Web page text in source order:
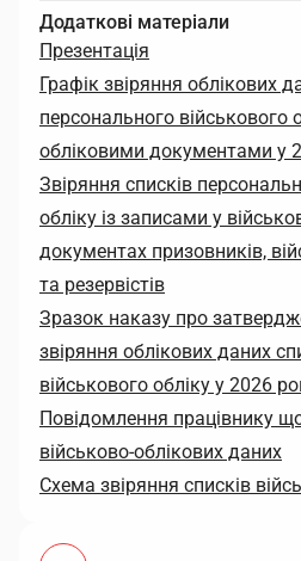
Додаткові матеріали
Презентація
Графік звіряння облікових
персонального військового
обліковими документами у
Звіряння списків
обліку із записами у
документах призовників,
та резервістів
Зразок наказу про
звіряння облікових даних
військового обліку у 2026
Повідомлення працівнику
військово-облікових даних
Схема звіряння списків